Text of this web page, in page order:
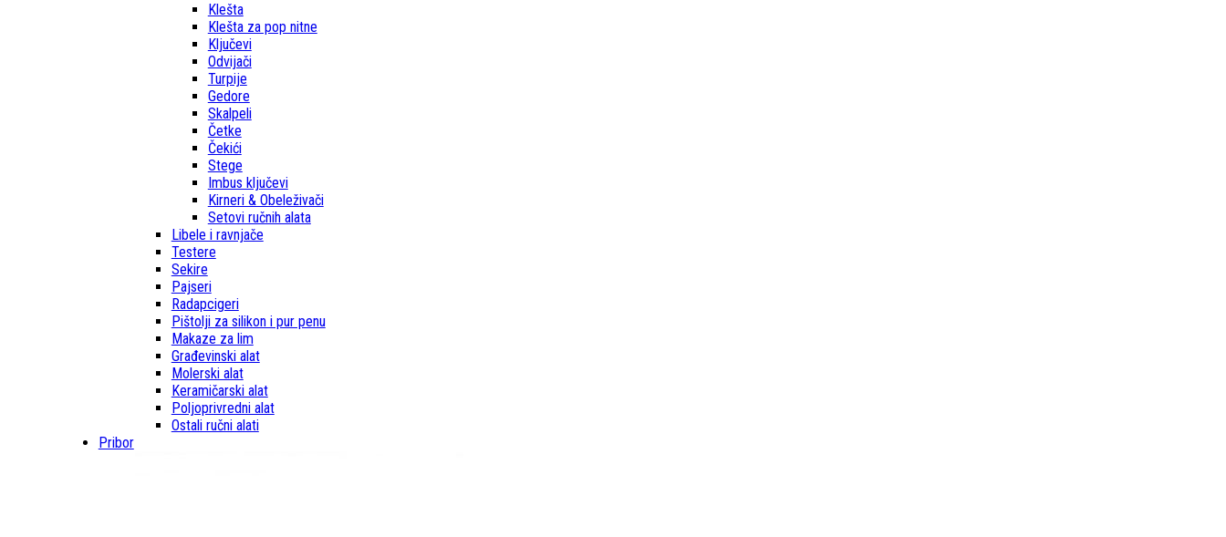
Klešta
Klešta za pop nitne
Ključevi
Odvijači
Turpije
Gedore
Skalpeli
Četke
Čekići
Stege
Imbus ključevi
Kirneri & Obeleživači
Setovi ručnih alata
Libele i ravnjače
Testere
Sekire
Pajseri
Radapcigeri
Pištolji za silikon i pur penu
Makaze za lim
Građevinski alat
Molerski alat
Keramičarski alat
Poljoprivredni alat
Ostali ručni alati
Pribor